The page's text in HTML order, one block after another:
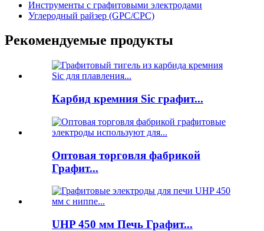
Инструменты с графитовыми электродами
Углеродный райзер (GPC/CPC)
Рекомендуемые продукты
Карбид кремния Sic графит...
Оптовая торговля фабрикой
Графит...
UHP 450 мм Печь Графит...